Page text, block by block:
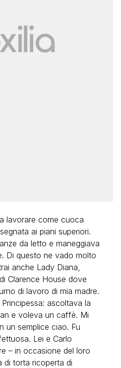
lavorare come cuoca
ai piani superiori.
da letto e maneggiava
Di questo ne vado molto
anche Lady Diana,
Clarence House dove
di lavoro di mia madre.
ascoltava la
e voleva un caffè. Mi
un semplice ciao. Fu
Lei e Carlo
– in occasione del loro
di torta ricoperta di